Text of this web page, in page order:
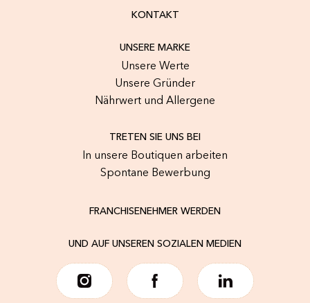
KONTAKT
UNSERE MARKE
Unsere Werte
Unsere Gründer
Nährwert und Allergene
TRETEN SIE UNS BEI
In unsere Boutiquen arbeiten
Spontane Bewerbung
FRANCHISENEHMER WERDEN
UND AUF UNSEREN SOZIALEN MEDIEN